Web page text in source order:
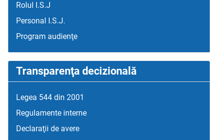
Rolul I.S.J
Personal I.S.J.
Program audienţe
Transparenţa decizională
Legea 544 din 2001
Regulamente interne
Declaraţii de avere